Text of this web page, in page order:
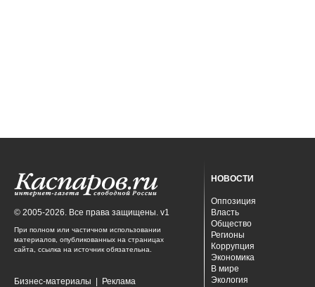
© 2005-2026. Все права защищены. v1
При полном или частичном использовании
материалов, опубликованных на страницах
сайта, ссылка на источник обязательна.
Бизнес-материалы Реклама
НОВОСТИ
Оппозиция
Власть
Общество
Регионы
Коррупция
Экономика
В мире
Экология